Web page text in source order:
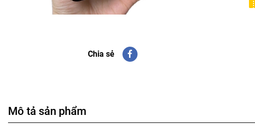
Chia sẻ
Mô tả sản phẩm